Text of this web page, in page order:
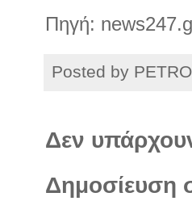
Πηγή:
Posted by
Δεν
Δημοσίευση